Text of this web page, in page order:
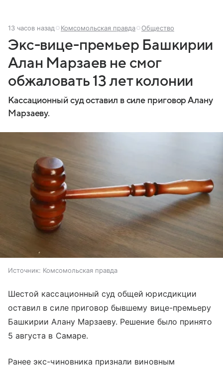
13 часов назад Комсомольская правда Общество
Экс-вице-премьер Башкирии
Алан Марзаев не смог
обжаловать 13 лет колонии
Кассационный суд оставил в силе приговор Алану
Марзаеву.
Источник: Комсомольская правда
Шестой кассационный суд общей юрисдикции
оставил в силе приговор бывшему вице-премьеру
Башкирии Алану Марзаеву. Решение было принято
5 августа в Самаре.
Ранее экс-чиновника признали виновным